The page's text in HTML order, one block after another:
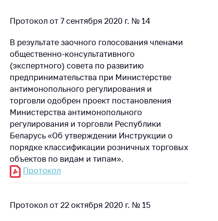
Обратиться в МАРТ
Личный прием
граждан и юр. лиц
Прямaя телефоннaя
линия
Горячая линия
Электронные
обращения
Сообщить о росте
цен на товары
медицинские
Протокол от 7 сентября 2020 г. № 14
В результате заочного голосования членами
общественно-консультативного
(экспертного) совета по развитию
предпринимательства при Министерстве
антимонопольного регулирования и
торговли одобрен проект постановления
Министерства антимонопольного
регулирования и торговли Республики
Беларусь «Об утверждении Инструкции о
порядке классификации розничных торговых
объектов по видам и типам».
Протокол
Протокол от 22 октября 2020 г. № 15